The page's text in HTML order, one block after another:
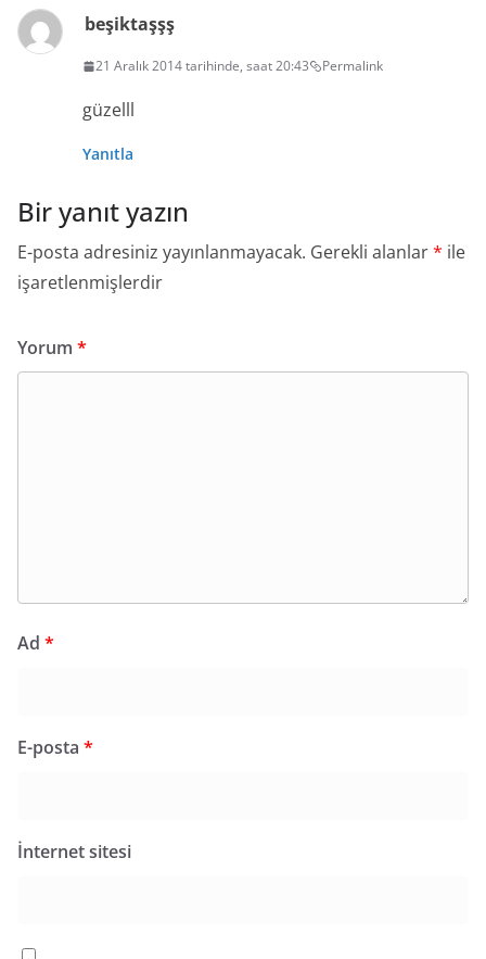
beşiktaşşş
21 Aralık 2014 tarihinde, saat 20:43 Permalink
güzelll
Yanıtla
Bir yanıt yazın
E-posta adresiniz yayınlanmayacak. Gerekli alanlar* ile
işaretlenmişlerdir
Yorum *
Ad *
E-posta *
İnternet sitesi